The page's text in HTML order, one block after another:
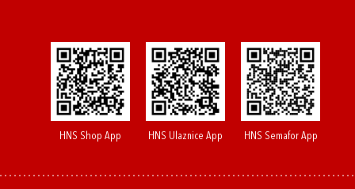
HNS Shop App HNS Ulaznice App HNS Semafor App